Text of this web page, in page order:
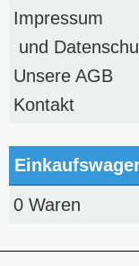
Impressum
und
Unsere AGB
Kontakt
0 Waren